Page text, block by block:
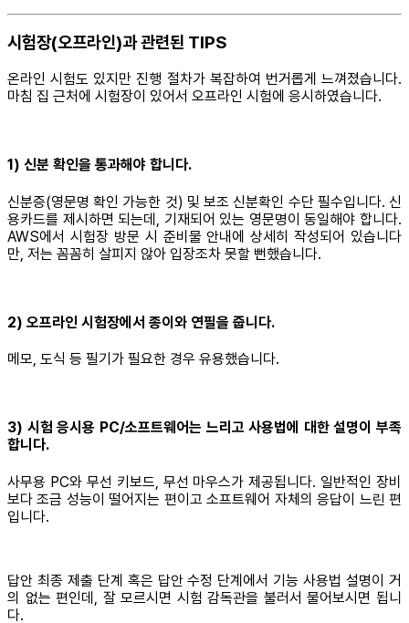
시험장(오프라인)과 관련된 TIPS
온라인 시험도 있지만 진행 절차가 복잡하여 번거롭게 느껴졌습니다.
마침 집 근처에 시험장이 있어서 오프라인 시험에 응시하였습니다.
1) 신분 확인을 통과해야 합니다.
신분증(영문명 확인 가능한 것) 및 보조 신분확인 수단 필수입니다. 신
용카드를 제시하면 되는데, 기재되어 있는 영문명이 동일해야 합니다.
AWS에서 시험장 방문 시 준비물 안내에 상세히 작성되어 있습니다
만, 저는 꼼꼼히 살피지 않아 입장조차 못할 뻔했습니다.
2) 오프라인 시험장에서 종이와 연필을 줍니다.
메모, 도식 등 필기가 필요한 경우 유용했습니다.
3) 시험 응시용 PC/소프트웨어는 느리고 사용법에 대한 설명이 부족
합니다.
사무용 PC와 무선 키보드, 무선 마우스가 제공됩니다. 일반적인 장비
보다 조금 성능이 떨어지는 편이고 소프트웨어 자체의 응답이 느린 편
입니다.
답안 최종 제출 단계 혹은 답안 수정 단계에서 기능 사용법 설명이 거
의 없는 편인데, 잘 모르시면 시험 감독관을 불러서 물어보시면 됩니
다.